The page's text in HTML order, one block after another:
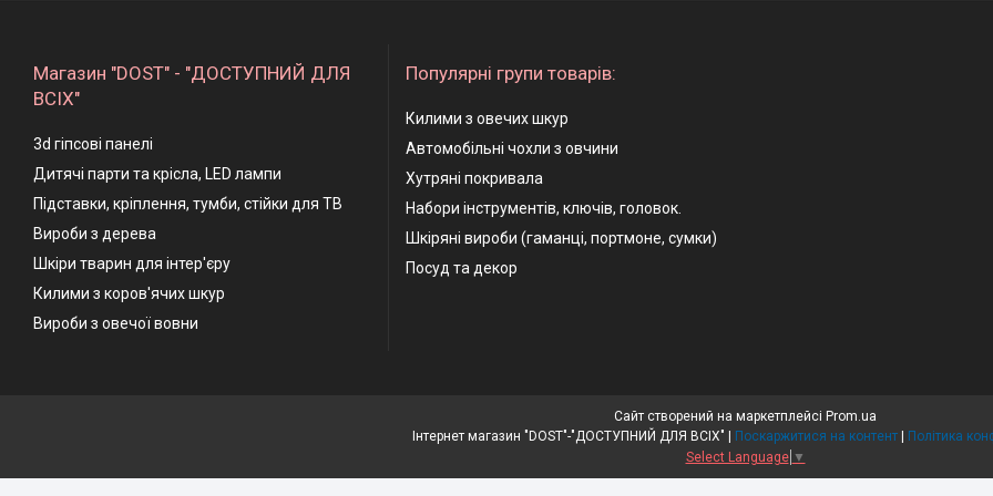
Магазин "DOST" - "ДОСТУПНИЙ ДЛЯ
ВСІХ"
3d гіпсові панелі
Дитячі парти та крісла, LED лампи
Підставки, кріплення, тумби, стійки для ТВ
Вироби з дерева
Шкіри тварин для інтер'єру
Килими з коров'ячих шкур
Вироби з овечої вовни
Популярні групи товарів:
Килими з овечих шкур
Автомобільні чохли з овчини
Хутряні покривала
Набори інструментів, ключів, головок.
Шкіряні вироби (гаманці, портмоне, сумки)
Посуд та декор
Сайт створений на маркетплейсі Prom.ua
Поскаржитися на контент
Політика
Select Language ▼